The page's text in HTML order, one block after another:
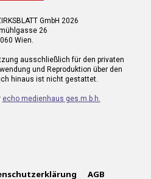
GmbH 2026
26
Wien.
ausschließlich für den privaten
und Reproduktion über den
hinaus ist nicht gestattet.
echo medienhaus ges.m.b.h.
AGB